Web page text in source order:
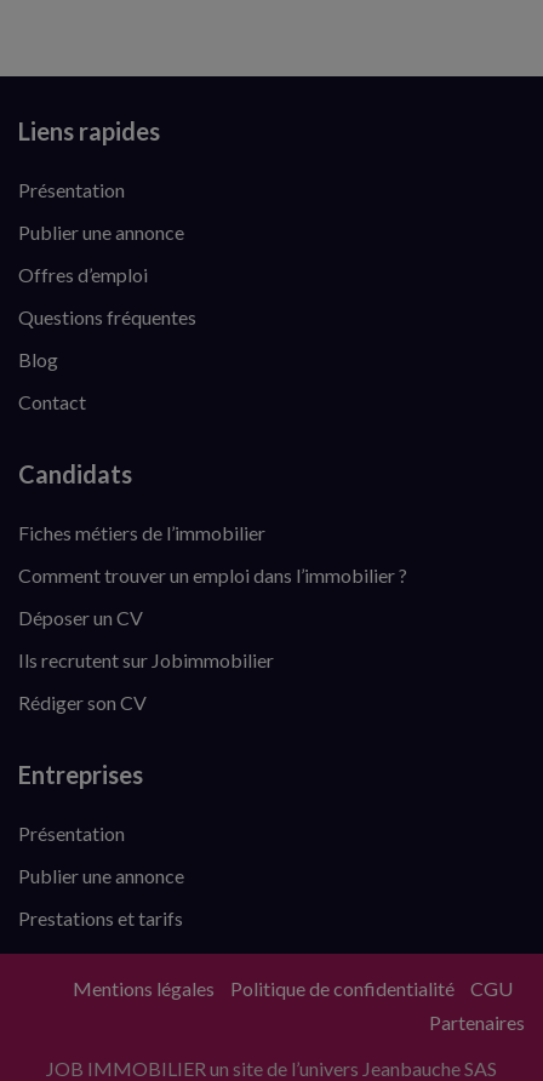
Liens rapides
Présentation
Publier une annonce
Offres d’emploi
Questions fréquentes
Blog
Contact
Candidats
Fiches métiers de l’immobilier
Comment trouver un emploi dans l’immobilier ?
Déposer un CV
Ils recrutent sur Jobimmobilier
Rédiger son CV
Entreprises
Présentation
Publier une annonce
Prestations et tarifs
JOB IMMOBILIER un site de l’univers Jeanbauche SAS
Mentions légales Politique de confidentialité
CGU
Partenaires